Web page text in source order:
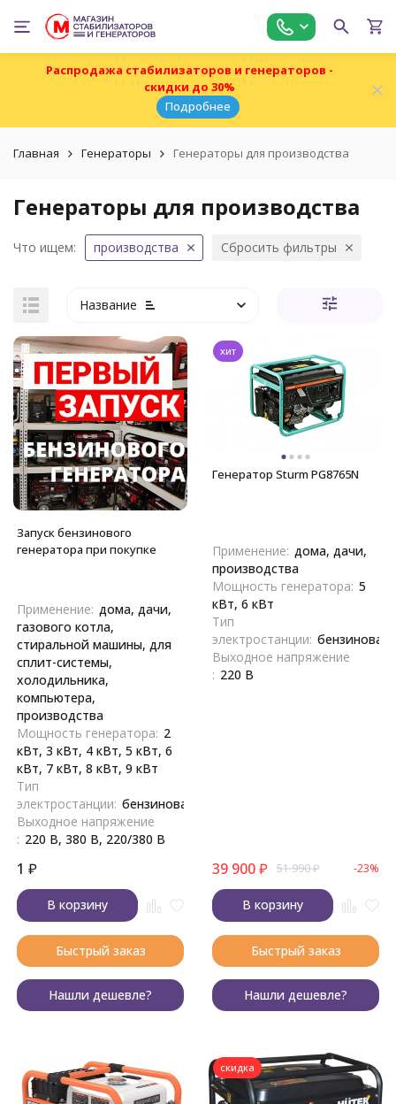
Распродажа стабилизаторов и генераторов -
скидки до 30%
Подробнее
Главная Генераторы Генераторы для производства
Генераторы для производства
Что ищем: производства Сбросить фильтры
Название
Запуск бензинового
генератора при покупке
Применение: дома, дачи,
газового котла,
стиральной машины, для
сплит-системы,
холодильника,
компьютера,
производства
Мощность генератора: 2
кВт, 3 кВт, 4 кВт, 5 кВт, 6
кВт, 7 кВт, 8 кВт, 9 кВт
Тип
электростанции: бензиновая
Выходное напряжение
: 220 В, 380 В, 220/380 В
1 ₽
В корзину
Быстрый заказ
Нашли дешевле?
хит
Генератор Sturm PG8765N
Применение: дома, дачи,
производства
Мощность генератора: 5
кВт, 6 кВт
Тип
электростанции: бензиновая
Выходное напряжение
: 220 В
39 900₽ 51 990₽ -23%
В корзину
Быстрый заказ
Нашли дешевле?
скидка